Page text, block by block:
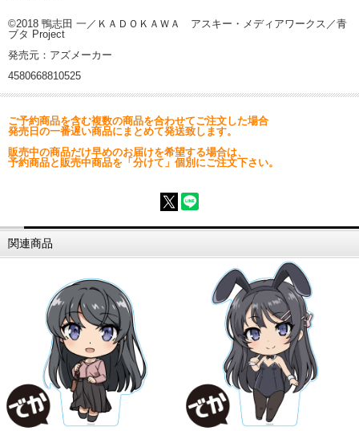
©2018 鴨志田 一／ＫＡＤＯＫＡＷＡ アスキー・メディアワークス／青
ブタ Project
発売元：アズメーカー
4580668810525
ご予約商品を含む複数の商品を合わせてご注文した場合
発売日の一番遅い商品にまとめて発送致します。
販売中の商品だけ早めのお届けを希望する場合は、
予約商品と販売中商品を「分けて」個別にご注文下さい。
関連商品